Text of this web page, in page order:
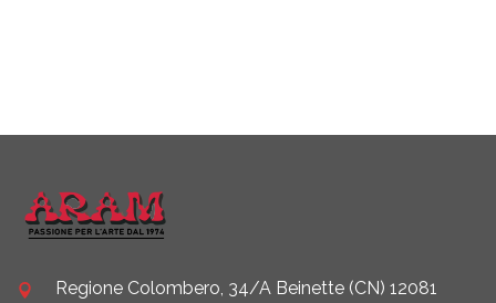
Regione Colombero, 34/A Beinette (CN) 12081